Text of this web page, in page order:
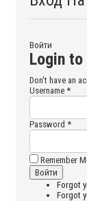
Войти
Login
Don't have an
Username *
Password *
Remember
Forgot
Forgot